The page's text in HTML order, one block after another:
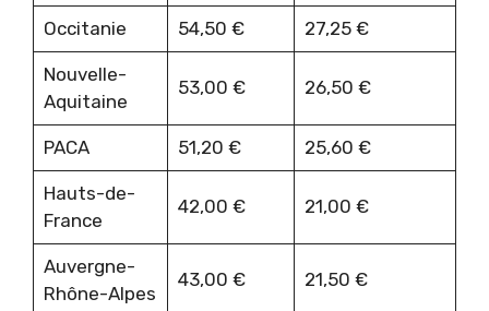
Occitanie 54,50 € 27,25 €
Nouvelle-
Aquitaine
53,00 € 26,50 €
PACA 51,20 € 25,60 €
Hauts-de-
France
42,00 € 21,00 €
Auvergne-
Rhône-Alpes
43,00 € 21,50 €